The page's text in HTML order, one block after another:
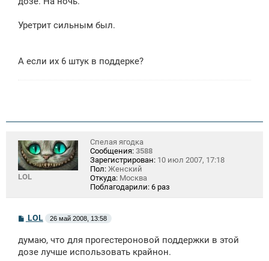
е
Уретрит сильным был.
А если их 6 штук в поддерке?
LOL
Спелая ягодка
Сообщения: 3588
Зарегистрирован: 10 июл 2007, 17:18
Пол: Женский
Откуда: Москва
Поблагодарили: 6 раз
С
о
б
щ
LOL 26 май 2008, 13:58
думаю, что для прогестероновой поддержки в этой
дозе лучше использовать крайнон.